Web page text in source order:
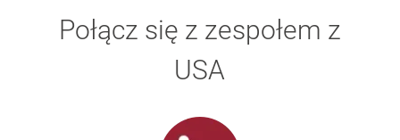
Połącz się z zespołem z
USA